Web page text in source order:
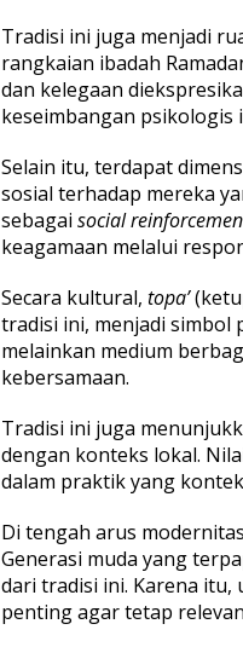
Tradisi ini juga menjadi
rangkaian ibadah
dan kelegaan
keseimbangan psikologis
Selain itu, terdapat
sosial terhadap mereka
sebagai social
keagamaan melalui
Secara kultural, topa’
tradisi ini, menjadi simbol
melainkan medium
kebersamaan.
Tradisi ini juga
dengan konteks lokal.
dalam praktik yang
Di tengah arus
Generasi muda yang
dari tradisi ini. Karena itu,
penting agar tetap